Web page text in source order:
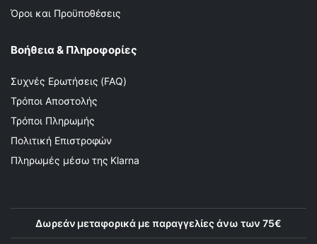
Όροι και Προϋποθέσεις
Βοήθεια & Πληροφορίες
Συχνές Ερωτήσεις (FAQ)
Τρόποι Αποστολής
Τρόποι Πληρωμής
Πολιτική Επιστροφών
Πληρωμές μέσω της Klarna
Δωρεάν μεταφορικά με παραγγελίες άνω των 75€